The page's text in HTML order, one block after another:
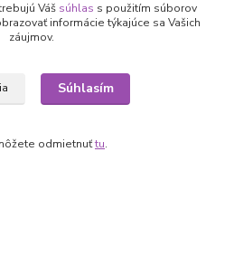
Váš súhlas s použitím súborov
informácie týkajúce sa Vašich
záujmov.
Súhlasím
odmietnuťtu.